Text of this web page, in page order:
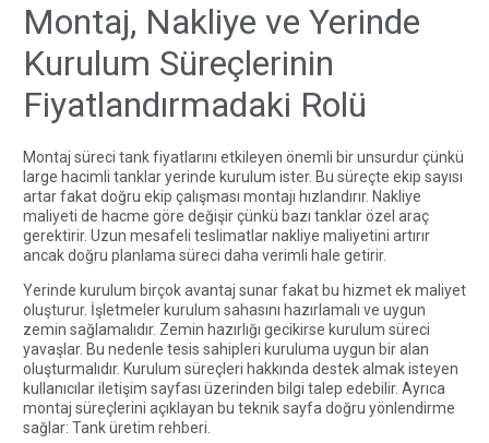
Montaj, Nakliye ve Yerinde
Kurulum Süreçlerinin
Fiyatlandırmadaki Rolü
Montaj süreci tank fiyatlarını etkileyen önemli bir unsurdur çünkü
large hacimli tanklar yerinde kurulum ister. Bu süreçte ekip sayısı
artar fakat doğru ekip çalışması montajı hızlandırır. Nakliye
maliyeti de hacme göre değişir çünkü bazı tanklar özel araç
gerektirir. Uzun mesafeli teslimatlar nakliye maliyetini artırır
ancak doğru planlama süreci daha verimli hale getirir.
Yerinde kurulum birçok avantaj sunar fakat bu hizmet ek maliyet
oluşturur. İşletmeler kurulum sahasını hazırlamalı ve uygun
zemin sağlamalıdır. Zemin hazırlığı gecikirse kurulum süreci
yavaşlar. Bu nedenle tesis sahipleri kuruluma uygun bir alan
oluşturmalıdır. Kurulum süreçleri hakkında destek almak isteyen
kullanıcılariletişim sayfası üzerinden bilgi talep edebilir. Ayrıca
montaj süreçlerini açıklayan bu teknik sayfa doğru yönlendirme
sağlar: Tank üretim rehberi